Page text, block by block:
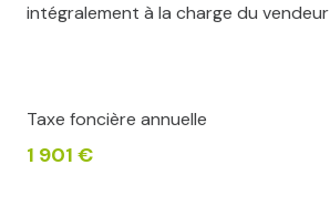
intégralement à la charge du vendeur
Taxe foncière annuelle
1 901 €